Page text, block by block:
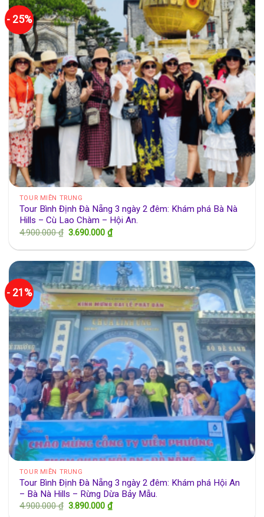
- 25%
TOUR MIỀN TRUNG
Tour Bình Định Đà Nẵng 3 ngày 2 đêm: Khám phá Bà Nà
Hills – Cù Lao Chàm – Hội An.
4.900.000₫ Giá
là:
3.690.000₫Giá
hiện
tại
3.690.000 ₫.
- 21%
TOUR MIỀN TRUNG
Tour Bình Định Đà Nẵng 3 ngày 2 đêm: Khám phá Hội An
– Bà Nà Hills – Rừng Dừa Bảy Mẫu.
4.900.000₫ Giá
3.890.000₫Giá